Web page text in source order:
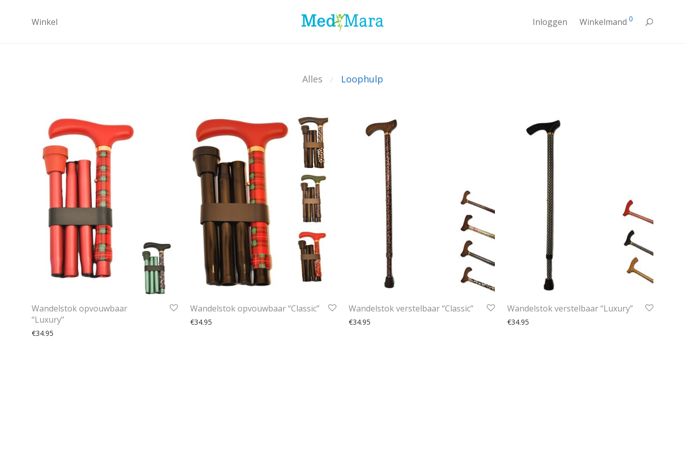
Winkel Inloggen Winkelmand 0
Alles ⁄ Loophulp
Wandelstok opvouwbaar
“Luxury”
€34.95
Wandelstok opvouwbaar “Classic”
€34.95
Wandelstok verstelbaar “Classic”
€34.95
Wandelstok verstelbaar “Luxury”
€34.95